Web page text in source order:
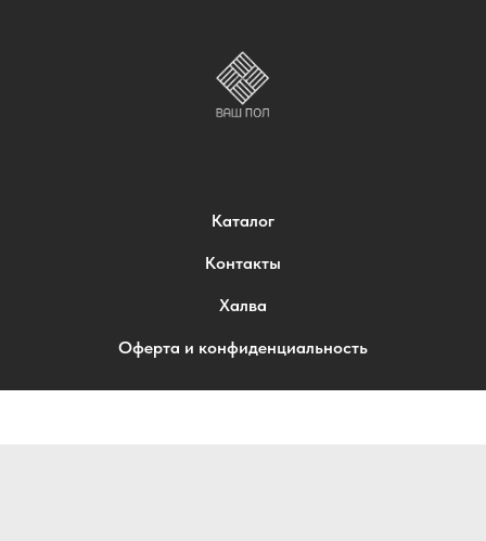
Каталог
Контакты
Халва
Оферта и конфиденциальность